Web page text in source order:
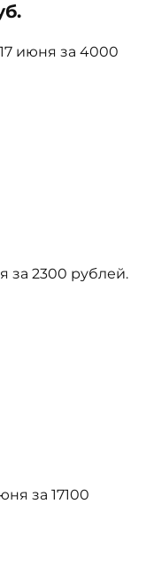
июня за 4000
за 2300 рублей.
за 17100